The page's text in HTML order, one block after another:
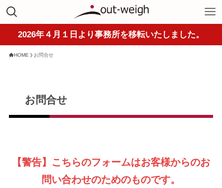
2026年４月１日より事務所を移転いたしました。
HOME お問合せ
お問合せ
【警告】こちらのフォームはお客様からのお
問い合わせのためのものです。